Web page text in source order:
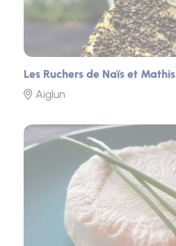
Les Ruchers de Naïs et Mathis
Aiglun
Photo